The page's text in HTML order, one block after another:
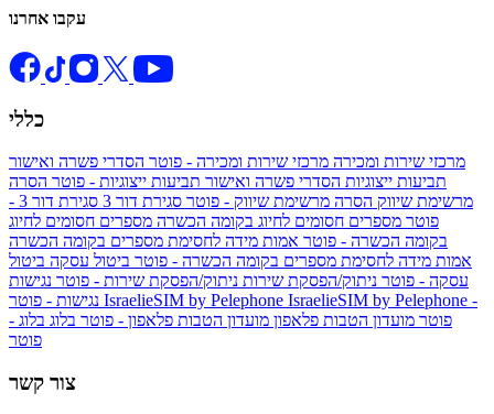
עקבו אחרנו
כללי
מרכזי שירות ומכירה מרכזי שירות ומכירה - פוטר הסדרי פשרה ואישור
תביעות ייצוגיות הסדרי פשרה ואישור תביעות ייצוגיות - פוטר הסרה
מרשימת שיווק הסרה מרשימת שיווק - פוטר סגירת דור 3
סגירת דור 3 -
פוטר מספרים חסומים לחיוג בקומה הכשרה מספרים חסומים לחיוג
בקומה הכשרה - פוטר אמות מידה לחסימת מספרים בקומה הכשרה
אמות מידה לחסימת מספרים בקומה הכשרה - פוטר ביטול עסקה ביטול
עסקה - פוטר ניתוק/הפסקת שירות ניתוק/הפסקת שירות - פוטר נגישות
IsraelieSIM by Pelephone IsraelieSIM by Pelephone -
פוטר מועדון הטבות פלאפון מועדון הטבות פלאפון - פוטר בלוג בלוג -
פוטר
צור קשר